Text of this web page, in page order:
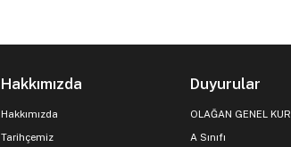
Hakkımızda
Hakkımızda
Tarihçemiz
Duyurular
OLAĞAN GENEL
A Sınıfı